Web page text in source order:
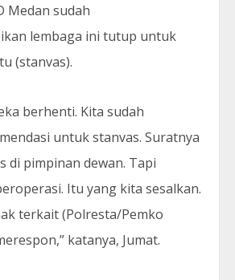
Medan sudah
lembaga ini tutup untuk
(stanvas).
berhenti. Kita sudah
untuk stanvas. Suratnya
di pimpinan dewan. Tapi
Itu yang kita sesalkan.
terkait (Polresta/Pemko
katanya, Jumat.